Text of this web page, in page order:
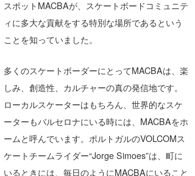
スポットMACBAが、スケートボードコミュニテ
ィに多大な貢献をする特別な場所であるという
ことを知っていました。
多くのスケートボーダーにとってMACBAは、楽
しみ、創造性、カルチャーの真の発信地です。
ローカルスケーターはもちろん、世界的なスケ
ーターもバルセロナにいる時には、MACBAをホ
ームと呼んでいます。ポルトガルのVOLCOMス
ケートチームライダー“Jorge Simoes”は、町に
いるときには、毎日のようにMACBAにいること
喜納海人
KID
KOBU
mitz
OYZ
S.K